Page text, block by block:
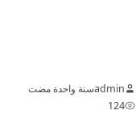
adminسنة واحدة مضت
124